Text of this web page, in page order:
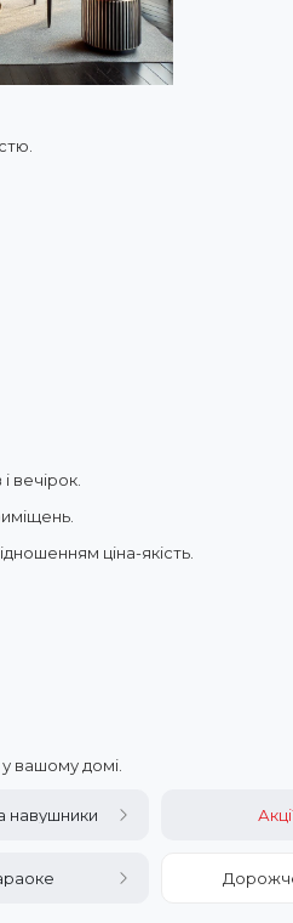
вечірок.
ціна-якість.
вашому домі.
навушники